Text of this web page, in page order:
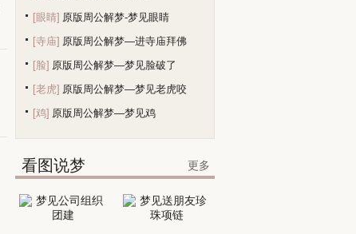
[眼睛] 原版周公解梦-梦见眼睛
[寺庙] 原版周公解梦—进寺庙拜佛
[脸] 原版周公解梦—梦见脸破了
[老虎] 原版周公解梦—梦见老虎咬
[鸡] 原版周公解梦—梦见鸡
看图说梦 更多